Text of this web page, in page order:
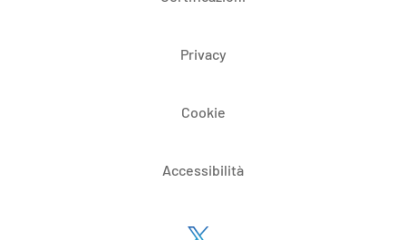
Privacy
Cookie
Accessibilità